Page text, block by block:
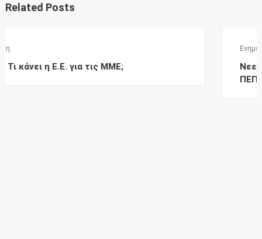
Related Posts
Νεες αποφάσεις ένταξης Δυνητικών